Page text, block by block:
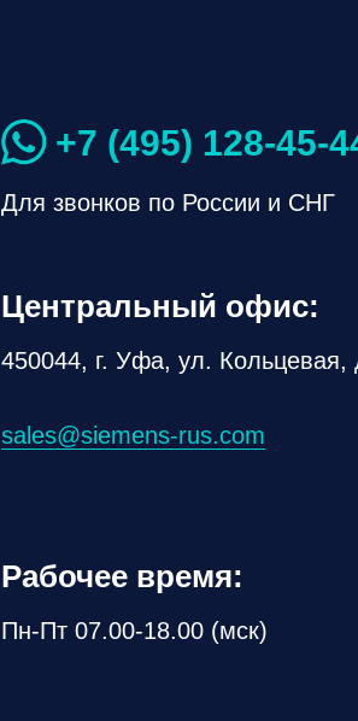
Для звонков по России и СНГ
+7 (495) 128-45-
450044, г. Уфа, ул. Кольцевая,
sales@siemens-rus.com
Центральный офис:
Пн-Пт 07.00-18.00 (мск)
Рабочее время: